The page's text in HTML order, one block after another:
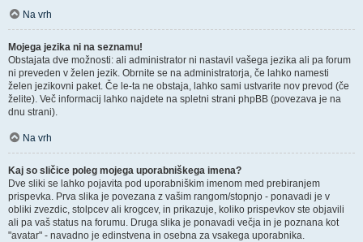
Na vrh
Mojega jezika ni na seznamu!
Obstajata dve možnosti: ali administrator ni nastavil vašega jezika ali pa forum
ni preveden v želen jezik. Obrnite se na administratorja, če lahko namesti
želen jezikovni paket. Če le-ta ne obstaja, lahko sami ustvarite nov prevod (če
želite). Več informacij lahko najdete na spletni strani phpBB (povezava je na
dnu strani).
Na vrh
Kaj so sličice poleg mojega uporabniškega imena?
Dve sliki se lahko pojavita pod uporabniškim imenom med prebiranjem
prispevka. Prva slika je povezana z vašim rangom/stopnjo - ponavadi je v
obliki zvezdic, stolpcev ali krogcev, in prikazuje, koliko prispevkov ste objavili
ali pa vaš status na forumu. Druga slika je ponavadi večja in je poznana kot
"avatar" - navadno je edinstvena in osebna za vsakega uporabnika.